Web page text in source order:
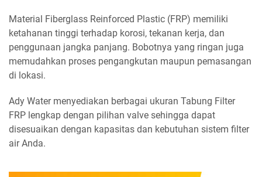
Material Fiberglass Reinforced Plastic (FRP) memiliki
ketahanan tinggi terhadap korosi, tekanan kerja, dan
penggunaan jangka panjang. Bobotnya yang ringan juga
memudahkan proses pengangkutan maupun pemasangan
di lokasi.
Ady Water menyediakan berbagai ukuran Tabung Filter
FRP lengkap dengan pilihan valve sehingga dapat
disesuaikan dengan kapasitas dan kebutuhan sistem filter
air Anda.